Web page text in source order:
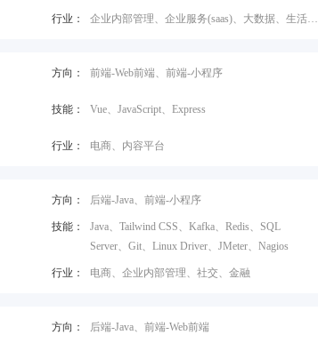
行业：
企业内部管理、企业服务(saas)、大数据、生活服
方向： 前端-Web前端、前端-小程序
技能： Vue、JavaScript、Express
行业： 电商、内容平台
方向： 后端-Java、前端-小程序
技能：
Java、Tailwind CSS、Kafka、Redis、SQL
Server、Git、Linux Driver、JMeter、Nagios
行业： 电商、企业内部管理、社交、金融
方向： 后端-Java、前端-Web前端